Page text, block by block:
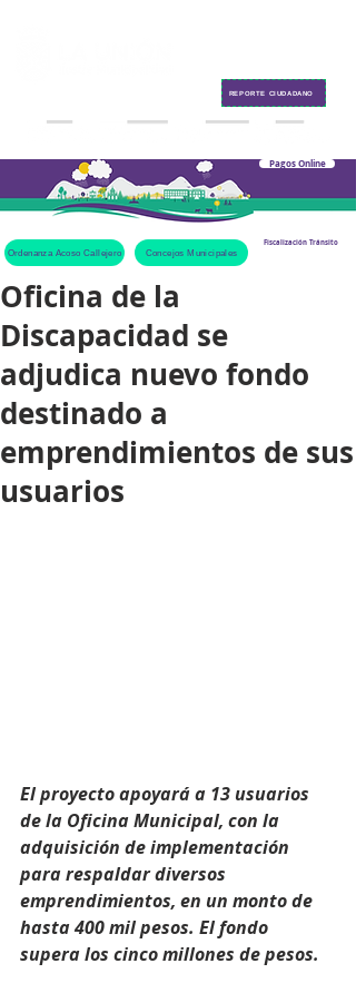
Pagos Online
Ordenanza Acoso Callejero Concejos Municipales
Fiscalización Tránsito
REPORTE CIUDADANO
Oficina de la
Discapacidad se
adjudica nuevo fondo
destinado a
emprendimientos de sus
usuarios
El proyecto apoyará a 13 usuarios
de la Oficina Municipal, con la
adquisición de implementación
para respaldar diversos
emprendimientos, en un monto de
hasta 400 mil pesos. El fondo
supera los cinco millones de pesos.